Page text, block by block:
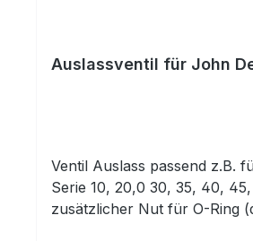
Auslassventil für John
Ventil Auslass passend z.B.
Serie 10, 20,0 30, 35, 40,
zusätzlicher Nut für O-Ring